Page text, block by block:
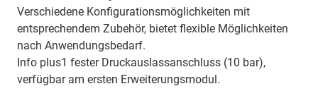
Verschiedene Konfigurationsmöglichkeiten mit
entsprechendem Zubehör, bietet flexible Möglichkeiten
nach Anwendungsbedarf.
Info plus1 fester Druckauslassanschluss (10 bar),
verfügbar am ersten Erweiterungsmodul.